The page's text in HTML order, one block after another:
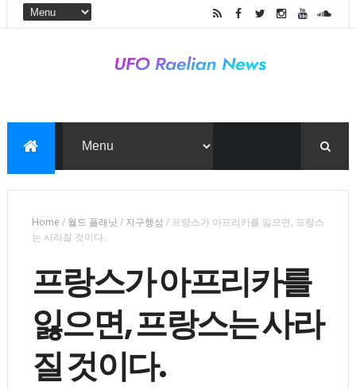
Home / 월드 플래닛 / 지구행성 / 프랑스가 아프리카를 잃으면, 프랑스
는 사라질 것이다.
프랑스가 아프리카를
잃으면, 프랑스는 사라
질 것이다.